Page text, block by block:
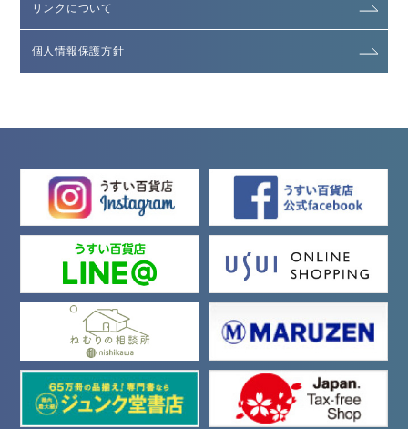
リンクについて
個人情報保護方針